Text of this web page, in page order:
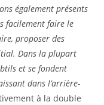
également présents
facilement faire le
proposer des
Dans la plupart
et se fondent
dans l’arrière-
à la double